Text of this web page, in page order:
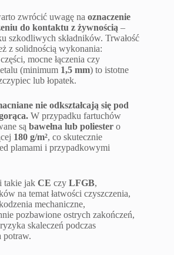
zwrócić uwagę na oznaczenie
do kontaktu z żywnością –
szkodliwych składników. Trwałość
z solidnością wykonania:
mocne łączenia czy
(minimum 1,5 mm) to istotne
lub łopatek.
nie odkształcają się pod
W przypadku fartuchów
są bawełna lub poliester o
180 g/m², co skutecznie
plamami i przypadkowymi
takie jak CE czy LFGB,
na temat łatwości czyszczenia,
mechaniczne,
pozbawione ostrych zakończeń,
skaleczeń podczas
potraw.